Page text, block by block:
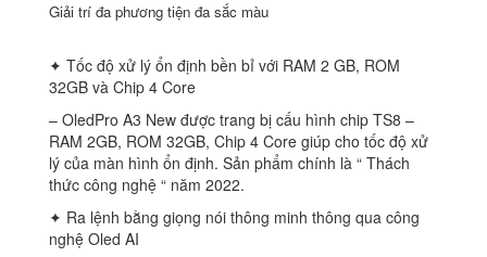
Giải trí đa phương tiện đa sắc màu
✦ Tốc độ xử lý ổn định bền bỉ với RAM 2 GB, ROM
32GB và Chip 4 Core
– OledPro A3 New được trang bị cấu hình chip TS8 –
RAM 2GB, ROM 32GB, Chip 4 Core giúp cho tốc độ xử
lý của màn hình ổn định. Sản phẩm chính là “ Thách
thức công nghệ “ năm 2022.
✦ Ra lệnh bằng giọng nói thông minh thông qua công
nghệ Oled AI